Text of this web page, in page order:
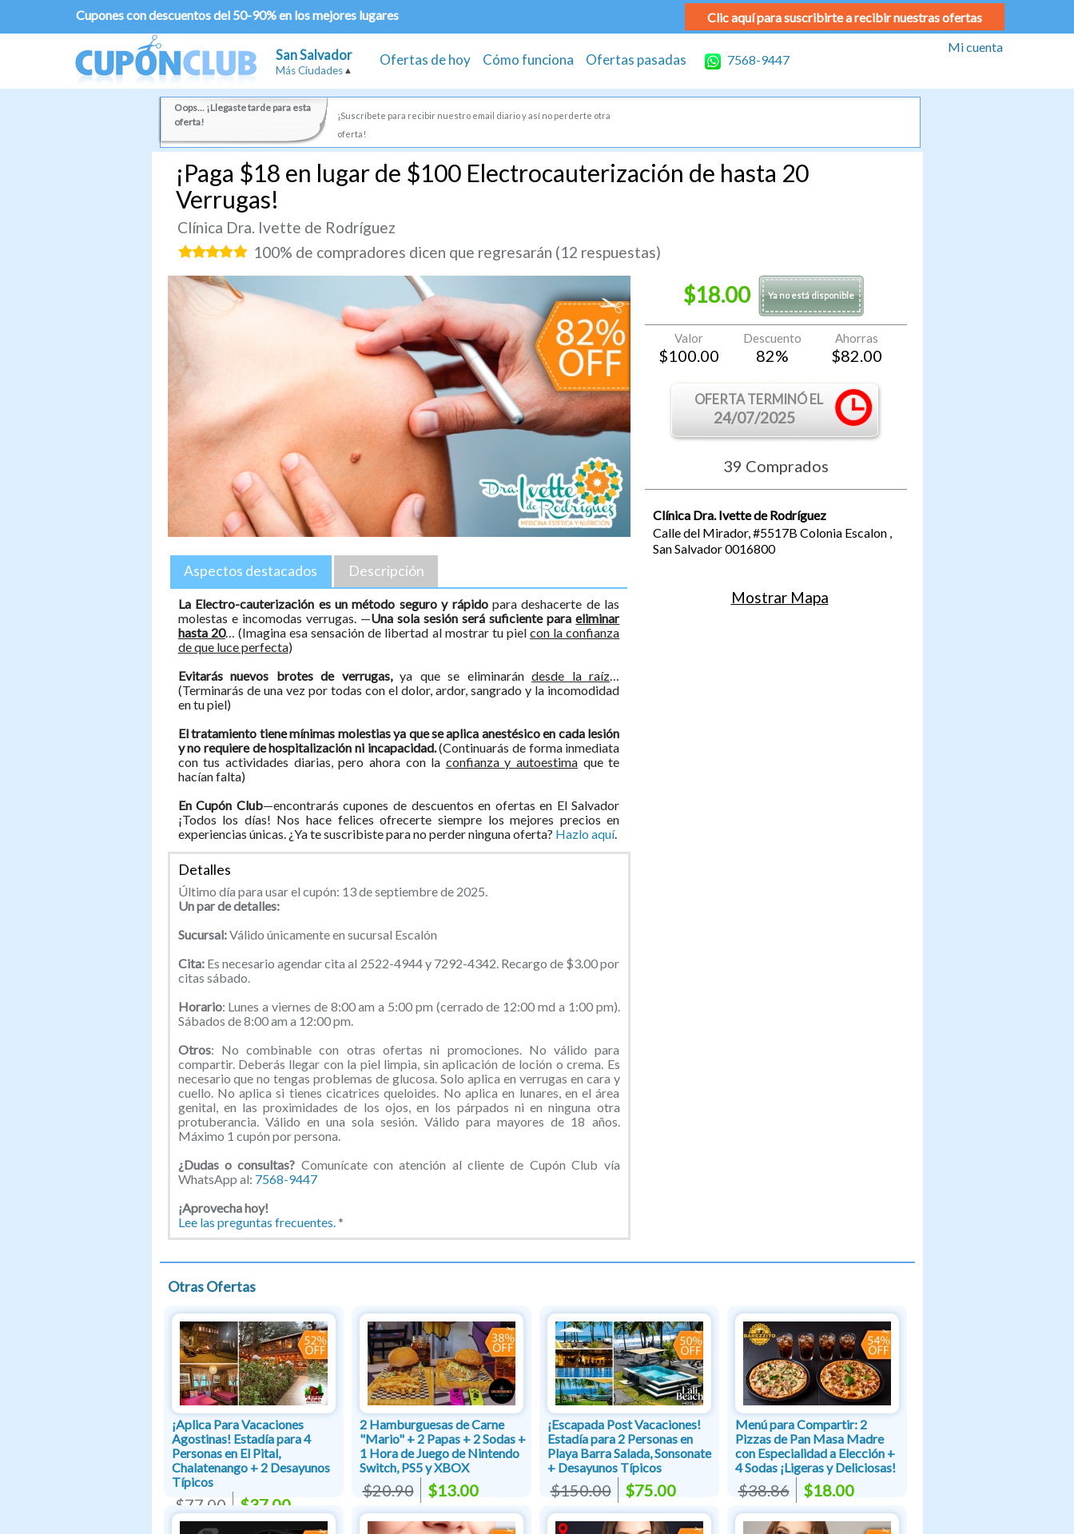
Cupones con descuentos del 50-90% en los mejores lugares Clic aquí para suscribirte a recibir nuestras ofertas
San Salvador
Más Ciudades
Ofertas de hoy Cómo funciona Ofertas pasadas 7568-9447
Mi cuenta
Oops... ¡Llegaste tarde para esta
oferta!
¡Suscríbete para recibir nuestro email diario y así no perderte otra
oferta!
¡Paga $18 en lugar de $100 Electrocauterización de hasta 20
Verrugas!
Clínica Dra. Ivette de Rodríguez
100% de compradores dicen que regresarán (12 respuestas)
Aspectos destacados Descripción
La Electro-cauterización es un método seguro y rápidopara deshacerte de las
molestas e incomodas verrugas. —Una sola sesión será suficiente paraeliminar
hasta 20… (Imagina esa sensación de libertad al mostrar tu pielcon la confianza
de que luce perfecta)
Evitarás nuevos brotes de verrugas,ya que se eliminarándesde la raíz
(Terminarás de una vez por todas con el dolor, ardor, sangrado y la incomodidad
en tu piel)
El tratamiento tiene mínimas molestias ya que se aplica anestésico en cada lesión
y no requiere de hospitalización ni incapacidad.(Continuarás de forma inmediata
con tus actividades diarias, pero ahora con la confianza y autoestima que te
hacían falta)
En Cupón Club—encontrarás cupones de descuentos en ofertas en El Salvador
¡Todos los días! Nos hace felices ofrecerte siempre los mejores precios en
experiencias únicas. ¿Ya te suscribiste para no perder ninguna oferta? Hazlo aquí.
Detalles
Último día para usar el cupón: 13 de septiembre de 2025.
Un par de detalles:
Sucursal:Válido únicamente en sucursal Escalón
Cita:Es necesario agendar cita al 2522-4944 y 7292-4342. Recargo de $3.00 por
citas sábado.
Horario: Lunes a viernes de 8:00 am a 5:00 pm (cerrado de 12:00 md a 1:00 pm).
Sábados de 8:00 am a 12:00 pm.
Otros: No combinable con otras ofertas ni promociones. No válido para
compartir. Deberás llegar con la piel limpia, sin aplicación de loción o crema. Es
necesario que no tengas problemas de glucosa. Solo aplica en verrugas en cara y
cuello. No aplica si tienes cicatrices queloides. No aplica en lunares, en el área
genital, en las proximidades de los ojos, en los párpados ni en ninguna otra
protuberancia. Válido en una sola sesión. Válido para mayores de 18 años.
Máximo 1 cupón por persona.
¿Dudas o consultas? Comunícate con atención al cliente de Cupón Club vía
WhatsApp al: 7568-9447
¡Aprovecha hoy!
Lee las preguntas frecuentes.*
$18.00 Ya no está disponible
Valor
$100.00
Descuento
82%
Ahorras
$82.00
OFERTA TERMINÓ EL
24/07/2025
39 Comprados
Clínica Dra. Ivette de Rodríguez
Calle del Mirador, #5517B Colonia Escalon,
San Salvador0016800
Mostrar Mapa
Otras Ofertas
¡Aplica Para Vacaciones
Agostinas! Estadía para 4
Personas en El Pital,
Chalatenango + 2 Desayunos
Típicos
$77.00 $37.00
2 Hamburguesas de Carne
"Mario" + 2 Papas + 2 Sodas +
1 Hora de Juego de Nintendo
Switch, PS5 y XBOX
$20.90 $13.00
¡Escapada Post Vacaciones!
Estadía para 2 Personas en
Playa Barra Salada, Sonsonate
+ Desayunos Típicos
$150.00 $75.00
Menú para Compartir: 2
Pizzas de Pan Masa Madre
con Especialidad a Elección +
4 Sodas ¡Ligeras y Deliciosas!
$38.86 $18.00